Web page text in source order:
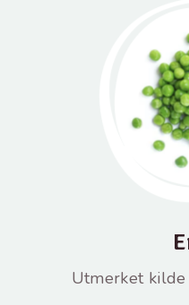
Utmerket